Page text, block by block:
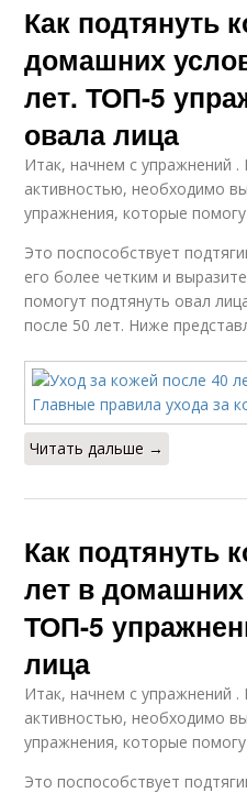
Как подтянуть
домашних
лет. ТОП-5
овала лица
Итак, начнем с упражнений .
активностью, необходимо
упражнения, которые
Это поспособствует
его более четким и
помогут подтянуть овал
после 50 лет. Ниже
Читать дальше →
Как подтянуть
лет в
ТОП-5
лица
Итак, начнем с упражнений .
активностью, необходимо
упражнения, которые
Это поспособствует